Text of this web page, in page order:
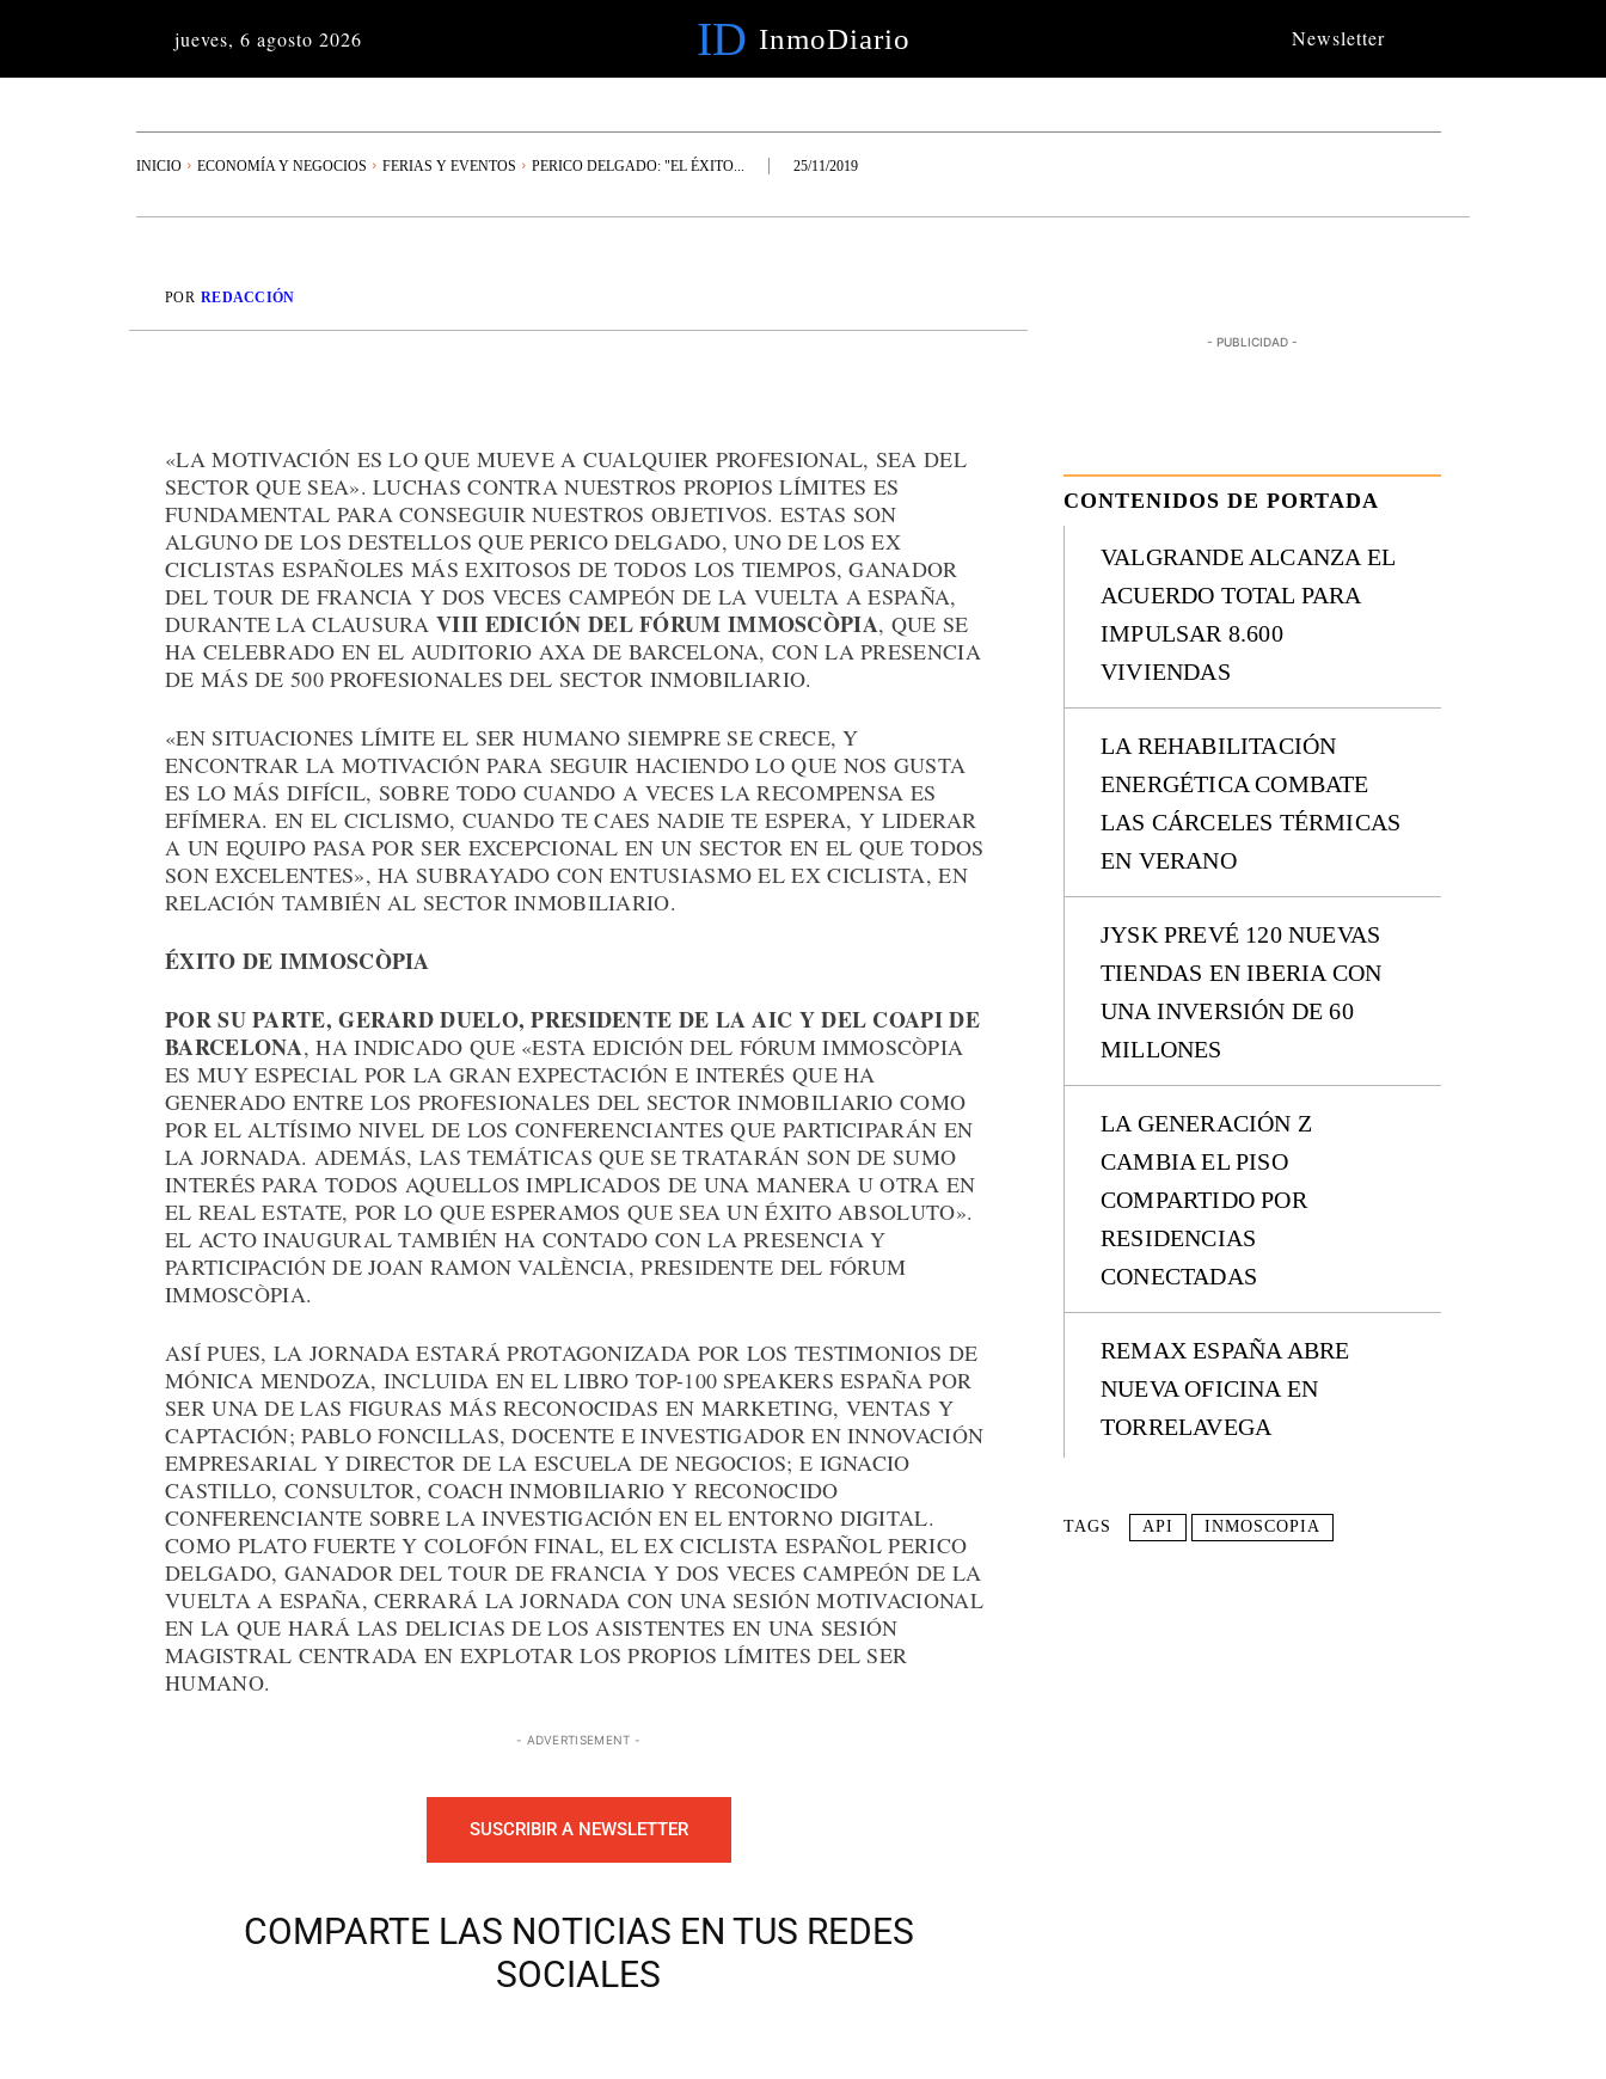
jueves, 6 agosto 2026 ID InmoDiario Newsletter
INICIO ECONOMÍA Y NEGOCIOS FERIAS Y EVENTOS PERICO DELGADO: "EL ÉXITO... 25/11/2019
POR REDACCIÓN
«LA MOTIVACIÓN ES LO QUE MUEVE A CUALQUIER PROFESIONAL, SEA DEL
SECTOR QUE SEA». LUCHAS CONTRA NUESTROS PROPIOS LÍMITES ES
FUNDAMENTAL PARA CONSEGUIR NUESTROS OBJETIVOS. ESTAS SON
ALGUNO DE LOS DESTELLOS QUE PERICO DELGADO, UNO DE LOS EX
CICLISTAS ESPAÑOLES MÁS EXITOSOS DE TODOS LOS TIEMPOS, GANADOR
DEL TOUR DE FRANCIA Y DOS VECES CAMPEÓN DE LA VUELTA A ESPAÑA,
DURANTE LA CLAUSURAVIII EDICIÓN DEL FÓRUM IMMOSCÒPIA, QUE SE
HA CELEBRADO EN EL AUDITORIO AXA DE BARCELONA, CON LA PRESENCIA
DE MÁS DE 500 PROFESIONALES DEL SECTOR INMOBILIARIO.
«EN SITUACIONES LÍMITE EL SER HUMANO SIEMPRE SE CRECE, Y
ENCONTRAR LA MOTIVACIÓN PARA SEGUIR HACIENDO LO QUE NOS GUSTA
ES LO MÁS DIFÍCIL, SOBRE TODO CUANDO A VECES LA RECOMPENSA ES
EFÍMERA. EN EL CICLISMO, CUANDO TE CAES NADIE TE ESPERA, Y LIDERAR
A UN EQUIPO PASA POR SER EXCEPCIONAL EN UN SECTOR EN EL QUE TODOS
SON EXCELENTES», HA SUBRAYADO CON ENTUSIASMO EL EX CICLISTA, EN
RELACIÓN TAMBIÉN AL SECTOR INMOBILIARIO.
ÉXITO DE IMMOSCÒPIA
POR SU PARTE, GERARD DUELO, PRESIDENTE DE LA AIC Y DEL COAPI DE
BARCELONA, HA INDICADO QUE «ESTA EDICIÓN DEL FÓRUM IMMOSCÒPIA
ES MUY ESPECIAL POR LA GRAN EXPECTACIÓN E INTERÉS QUE HA
GENERADO ENTRE LOS PROFESIONALES DEL SECTOR INMOBILIARIO COMO
POR EL ALTÍSIMO NIVEL DE LOS CONFERENCIANTES QUE PARTICIPARÁN EN
LA JORNADA. ADEMÁS, LAS TEMÁTICAS QUE SE TRATARÁN SON DE SUMO
INTERÉS PARA TODOS AQUELLOS IMPLICADOS DE UNA MANERA U OTRA EN
EL REAL ESTATE, POR LO QUE ESPERAMOS QUE SEA UN ÉXITO ABSOLUTO».
EL ACTO INAUGURAL TAMBIÉN HA CONTADO CON LA PRESENCIA Y
PARTICIPACIÓN DE JOAN RAMON VALÈNCIA, PRESIDENTE DEL FÓRUM
IMMOSCÒPIA.
ASÍ PUES, LA JORNADA ESTARÁ PROTAGONIZADA POR LOS TESTIMONIOS DE
MÓNICA MENDOZA, INCLUIDA EN EL LIBRO TOP-100 SPEAKERS ESPAÑA POR
SER UNA DE LAS FIGURAS MÁS RECONOCIDAS EN MARKETING, VENTAS Y
CAPTACIÓN; PABLO FONCILLAS, DOCENTE E INVESTIGADOR EN INNOVACIÓN
EMPRESARIAL Y DIRECTOR DE LA ESCUELA DE NEGOCIOS; E IGNACIO
CASTILLO, CONSULTOR, COACH INMOBILIARIO Y RECONOCIDO
CONFERENCIANTE SOBRE LA INVESTIGACIÓN EN EL ENTORNO DIGITAL.
COMO PLATO FUERTE Y COLOFÓN FINAL, EL EX CICLISTA ESPAÑOL PERICO
DELGADO, GANADOR DEL TOUR DE FRANCIA Y DOS VECES CAMPEÓN DE LA
VUELTA A ESPAÑA, CERRARÁ LA JORNADA CON UNA SESIÓN MOTIVACIONAL
EN LA QUE HARÁ LAS DELICIAS DE LOS ASISTENTES EN UNA SESIÓN
MAGISTRAL CENTRADA EN EXPLOTAR LOS PROPIOS LÍMITES DEL SER
HUMANO.
- ADVERTISEMENT -
SUSCRIBIR A NEWSLETTER
COMPARTE LAS NOTICIAS EN TUS REDES
SOCIALES
- PUBLICIDAD -
CONTENIDOS DE PORTADA
VALGRANDE ALCANZA EL
ACUERDO TOTAL PARA
IMPULSAR 8.600
VIVIENDAS
LA REHABILITACIÓN
ENERGÉTICA COMBATE
LAS CÁRCELES TÉRMICAS
EN VERANO
JYSK PREVÉ 120 NUEVAS
TIENDAS EN IBERIA CON
UNA INVERSIÓN DE 60
MILLONES
LA GENERACIÓN Z
CAMBIA EL PISO
COMPARTIDO POR
RESIDENCIAS
CONECTADAS
REMAX ESPAÑA ABRE
NUEVA OFICINA EN
TORRELAVEGA
TAGS API INMOSCOPIA